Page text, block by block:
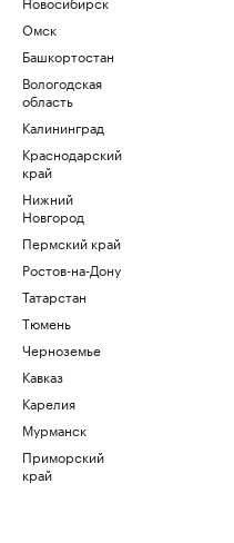
Омск
Башкортостан
Вологодская
область
Калининград
Краснодарский
край
Нижний
Новгород
Пермский край
Ростов-на-Дону
Татарстан
Тюмень
Черноземье
Кавказ
Карелия
Мурманск
Приморский
край